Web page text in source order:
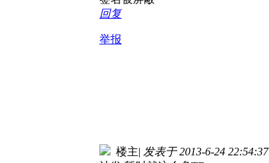
回复
举报
楼主| 发表于 2013-6-24 22:54:37